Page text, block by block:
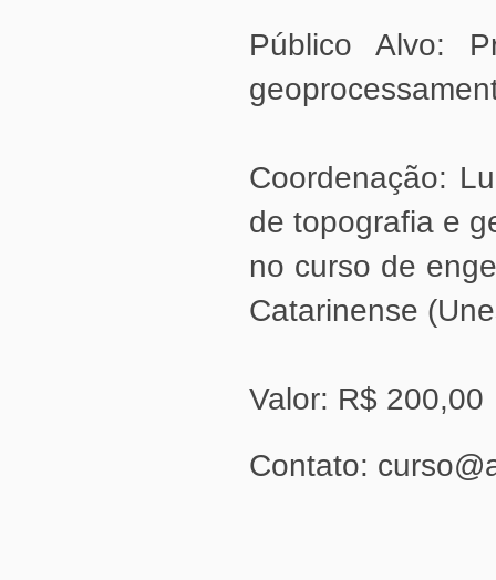
de topografia e
Catarinense
Valor: R$ 200,00
Contato: